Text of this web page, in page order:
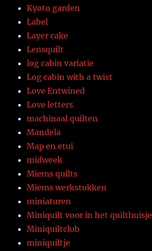
Kyoto garden
Label
Layer cake
Lensquilt
log cabin variatie
Log cabin with a twist
Love Entwined
Love letters
machinaal quilten
Mandela
Map en etui
midweek
Miems quilts
Miems werkstukken
miniaturen
Miniquilt voor in het quilthuisje
Miniquiltclub
miniquiltje